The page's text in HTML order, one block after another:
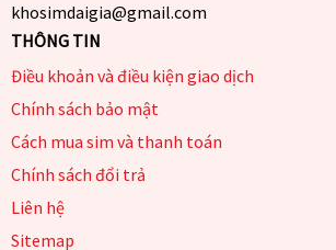
khosimdaigia@gmail.com
THÔNG TIN
Điều khoản và điều kiện giao dịch
Chính sách bảo mật
Cách mua sim và thanh toán
Chính sách đổi trả
Liên hệ
Sitemap